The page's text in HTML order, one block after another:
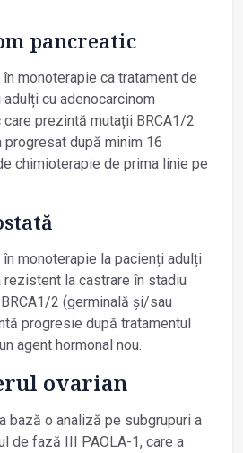
pancreatic
monoterapie ca tratament de
cu adenocarcinom
prezintă mutații BRCA1/2
progresat după minim 16
chimioterapie de prima linie pe
monoterapie la pacienți adulți
rezistent la castrare în stadiu
2 (germinală și/sau
progresie după tratamentul
agent hormonal nou.
ovarian
bază o analiză pe subgrupuri a
de fază III PAOLA-1, care a